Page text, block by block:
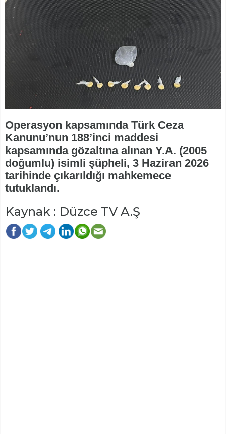
Operasyon kapsamında Türk Ceza
Kanunu’nun 188’inci maddesi
kapsamında gözaltına alınan Y.A. (2005
doğumlu) isimli şüpheli, 3 Haziran 2026
tarihinde çıkarıldığı mahkemece
tutuklandı.
Kaynak : Düzce TV A.Ş